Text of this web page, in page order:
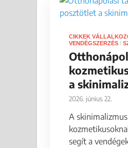
CIKKEK
VENDÉGSZERZÉS /
a
2026. június 22.
A
segít a